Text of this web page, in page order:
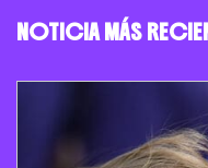
NOTICIA MÁS